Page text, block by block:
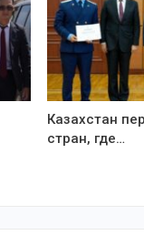
Казахстан
стран, где…